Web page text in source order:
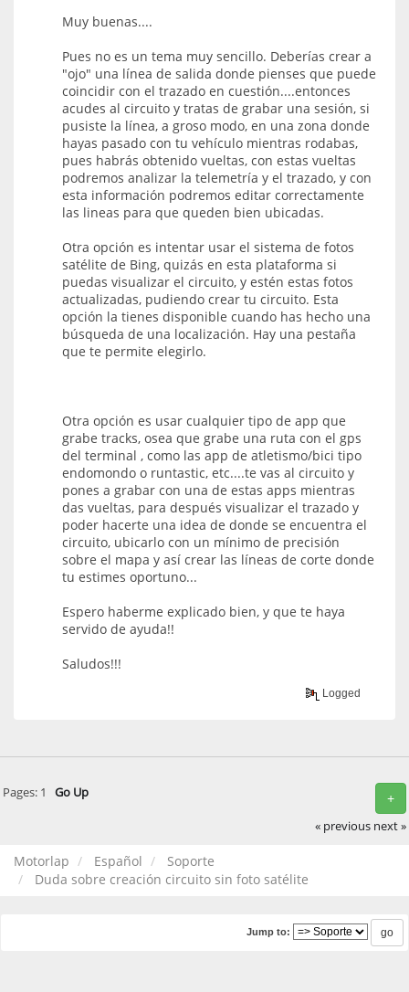
Muy buenas....
Pues no es un tema muy sencillo. Deberías crear a
"ojo" una línea de salida donde pienses que puede
coincidir con el trazado en cuestión....entonces
acudes al circuito y tratas de grabar una sesión, si
pusiste la línea, a groso modo, en una zona donde
hayas pasado con tu vehículo mientras rodabas,
pues habrás obtenido vueltas, con estas vueltas
podremos analizar la telemetría y el trazado, y con
esta información podremos editar correctamente
las lineas para que queden bien ubicadas.
Otra opción es intentar usar el sistema de fotos
satélite de Bing, quizás en esta plataforma si
puedas visualizar el circuito, y estén estas fotos
actualizadas, pudiendo crear tu circuito. Esta
opción la tienes disponible cuando has hecho una
búsqueda de una localización. Hay una pestaña
que te permite elegirlo.
Otra opción es usar cualquier tipo de app que
grabe tracks, osea que grabe una ruta con el gps
del terminal , como las app de atletismo/bici tipo
endomondo o runtastic, etc....te vas al circuito y
pones a grabar con una de estas apps mientras
das vueltas, para después visualizar el trazado y
poder hacerte una idea de donde se encuentra el
circuito, ubicarlo con un mínimo de precisión
sobre el mapa y así crear las líneas de corte donde
tu estimes oportuno...
Espero haberme explicado bien, y que te haya
servido de ayuda!!
Saludos!!!
Logged
+
Pages: 1 Go Up
« previous next »
Motorlap Español
Soporte
Duda sobre creación circuito sin foto satélite
Jump to: